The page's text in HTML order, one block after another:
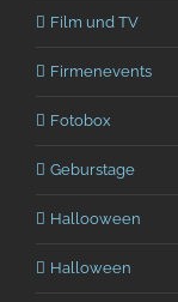
Film und TV
Firmenevents
Fotobox
Geburstage
Hallooween
Halloween